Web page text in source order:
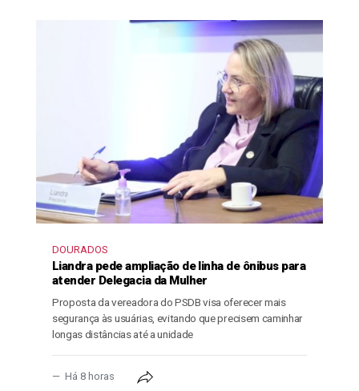
DOURADOS
Liandra pede ampliação de linha de ônibus para
atender Delegacia da Mulher
Proposta da vereadora do PSDB visa oferecer mais
segurança às usuárias, evitando que precisem caminhar
longas distâncias até a unidade
Há 8 horas